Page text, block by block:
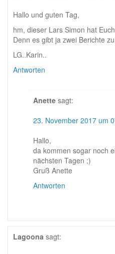
Hallo und guten Tag,
hm, dieser Lars Simon hat
Denn es gibt ja zwei Berichte
LG..Karin..
Antworten
Anette sagt:
23. November 2017 um
Hallo,
da kommen sogar noch
nächsten Tagen ;)
Gruß Anette
Antworten
Lagoona sagt: